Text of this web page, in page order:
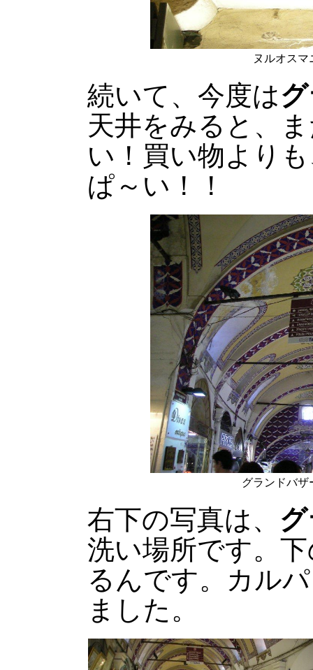
ヌルオス
続いて、今度は
天井をみると、
い！買い物より
ぱ～い！！
グランドバザ
右下の写真は、
洗い場所です。
るんです。カル
ました。